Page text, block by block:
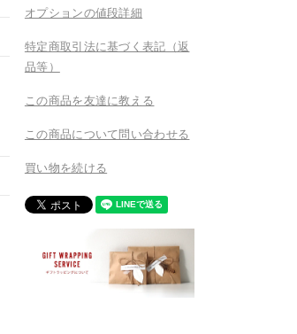
オプションの値段詳細
特定商取引法に基づく表記（返
品等）
この商品を友達に教える
この商品について問い合わせる
買い物を続ける